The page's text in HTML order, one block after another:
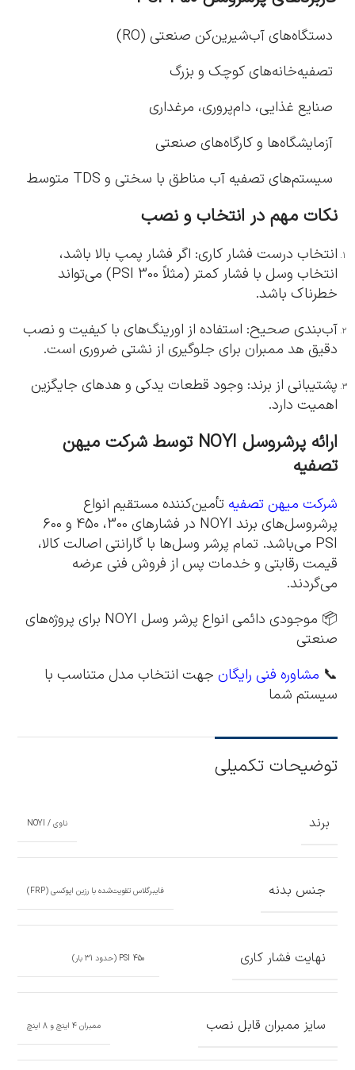
دستگاه‌های آب‌شیرین‌کن ‌صنعتی (RO)
تصفیه‌خانه‌های کوچک و بزرگ
صنایع غذایی، دام‌پروری، مرغداری
آزمایشگاه‌ها و کارگاه‌های صنعتی
سیستم‌های تصفیه آب مناطق با سختی و TDS متوسط
نکات مهم در انتخاب و نصب
انتخاب درست فشار کاری: اگر فشار پمپ بالا باشد،
انتخاب وسل با فشار کمتر (مثلاً 300 PSI) می‌تواند
خطرناک باشد.
آب‌بندی صحیح: استفاده از اورینگ‌های با کیفیت و نصب
دقیق هد ممبران برای جلوگیری از نشتی ضروری است.
پشتیبانی از برند: وجود قطعات یدکی و هدهای جایگزین
اهمیت دارد.
ارائه پرشروسل NOYI توسط شرکت میهن
تصفیه
شرکت میهن تصفیه تأمین‌کننده مستقیم انواع
پرشروسل‌های برند NOYI در فشارهای 300، 450 و 600
PSI می‌باشد. تمام پرشر وسل‌ها با گارانتی اصالت کالا،
قیمت رقابتی و خدمات پس از فروش فنی عرضه
می‌گردند.
📦 موجودی دائمی انواع پرشر وسل NOYI برای پروژه‌های
صنعتی
📞 مشاوره فنی رایگان جهت انتخاب مدل متناسب با
سیستم شما
توضیحات تکمیلی
برند ناوی / NOYI
جنس بدنه فایبرگلاس تقویت‌شده با رزین اپوکسی (FRP)
نهایت فشار کاری
سایز ممبران قابل نصب ممبران ۴ اینچ و 8 اینچ